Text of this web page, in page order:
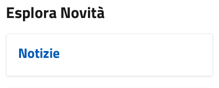
Esplora Novità
Notizie